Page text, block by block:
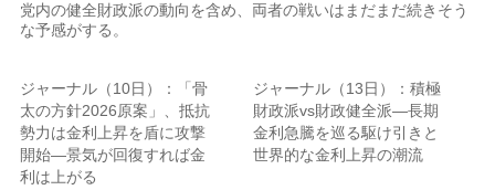
党内の健全財政派の動向を含め、両者の戦いはまだまだ続きそう
な予感がする。
ジャーナル（10日）：「骨
太の方針2026原案」、抵抗
勢力は金利上昇を盾に攻撃
開始―景気が回復すれば金
利は上がる
ジャーナル（13日）：積極
財政派vs財政健全派―長期
金利急騰を巡る駆け引きと
世界的な金利上昇の潮流